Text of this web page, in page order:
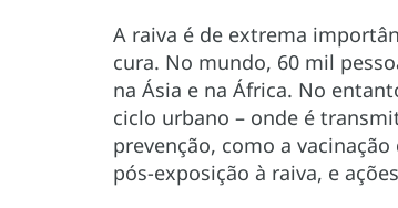
A raiva é de extrema
cura. No mundo, 60 mil
na Ásia e na África. No
ciclo urbano – onde é
prevenção, como a
pós-exposição à raiva, e